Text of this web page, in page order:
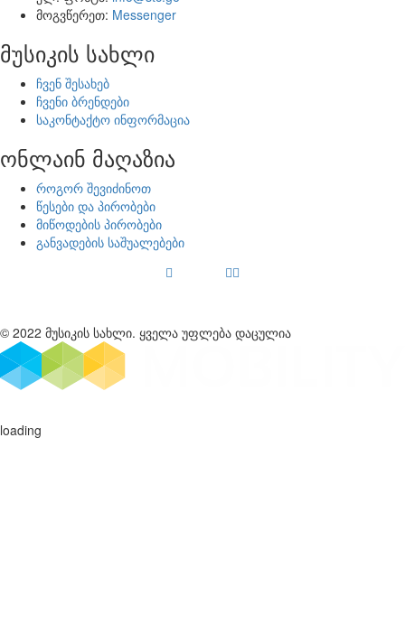
მოგვწერეთ: Messenger
მუსიკის სახლი
ჩვენ შესახებ
ჩვენი ბრენდები
საკონტაქტო ინფორმაცია
ონლაინ მაღაზია
როგორ შევიძინოთ
წესები და პირობები
მიწოდების პირობები
განვადების საშუალებები
© 2022 მუსიკის სახლი. ყველა უფლება დაცულია
loading